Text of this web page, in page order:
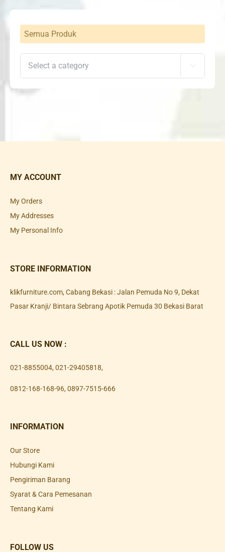
Semua Produk

MY ACCOUNT
My Orders
My Addresses
My Personal Info
STORE INFORMATION
klikfurniture.com, Cabang Bekasi : Jalan Pemuda No 9, Dekat
Pasar Kranji/ Bintara Sebrang Apotik Pemuda 30 Bekasi Barat
CALL US NOW :
021-8855004, 021-29405818,
0812-168-168-96, 0897-7515-666
INFORMATION
Our Store
Hubungi Kami
Pengiriman Barang
Syarat & Cara Pemesanan
Tentang Kami
FOLLOW US